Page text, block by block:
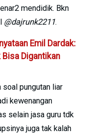
mendidik. Bkn
@dajrunk2211.
Emil Dardak:
Bisa Digantikan
soal pungutan liar
kewenangan
selain jasa guru tdk
juga tak kalah